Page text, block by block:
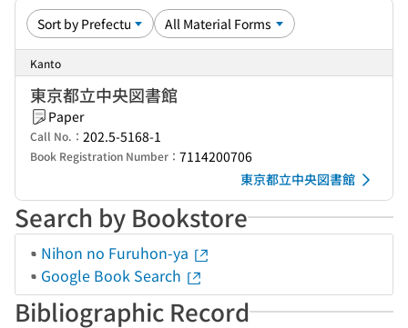
Kanto
東京都立中央図書館
Paper
Call No.： 202.5-5168-1
Book Registration Number： 7114200706
東京都立中央図書館
Search by Bookstore
Nihon no Furuhon-ya
Google Book Search
Bibliographic Record